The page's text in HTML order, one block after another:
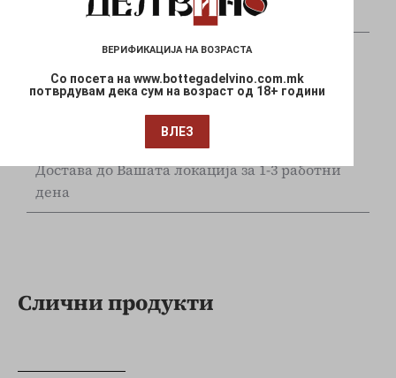
и Mastercard
Брза испорака
Достава до Вашата локација за 1-3 работни
дена
Слични продукти
ВЕРИФИКАЦИЈА НА ВОЗРАСТА
Со посета на www.bottegadelvino.com.mk
потврдувам дека сум на возраст од 18+ години
ВЛЕЗ